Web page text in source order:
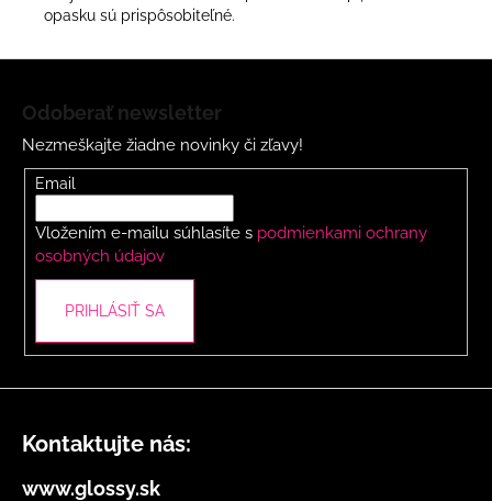
opasku sú prispôsobiteľné.
Odoberať newsletter
Nezmeškajte žiadne novinky či zľavy!
Email
Vložením e-mailu súhlasíte s podmienkami ochrany
osobných údajov
PRIHLÁSIŤ SA
Kontaktujte nás:
www.glossy.sk